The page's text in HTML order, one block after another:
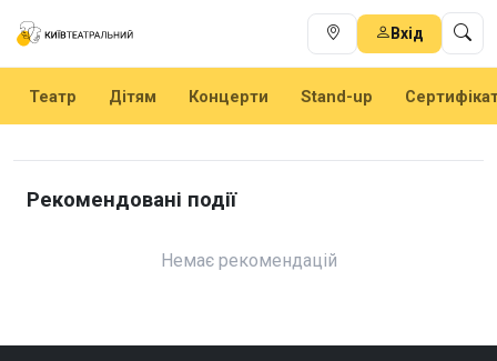
Вхід
Театр Дітям Концерти Stand-up
Рекомендовані події
Немає рекомендацій